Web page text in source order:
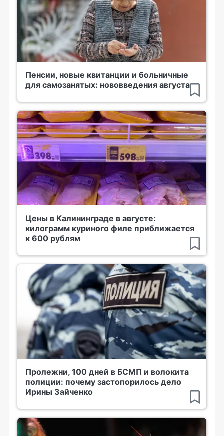
Пенсии, новые квитанции и больничные
для самозанятых: нововведения августа
Цены в Калининграде в августе:
килограмм куриного филе приближается
к 600 рублям
Пролежни, 100 дней в БСМП и волокита
полиции: почему застопорилось дело
Ирины Зайченко